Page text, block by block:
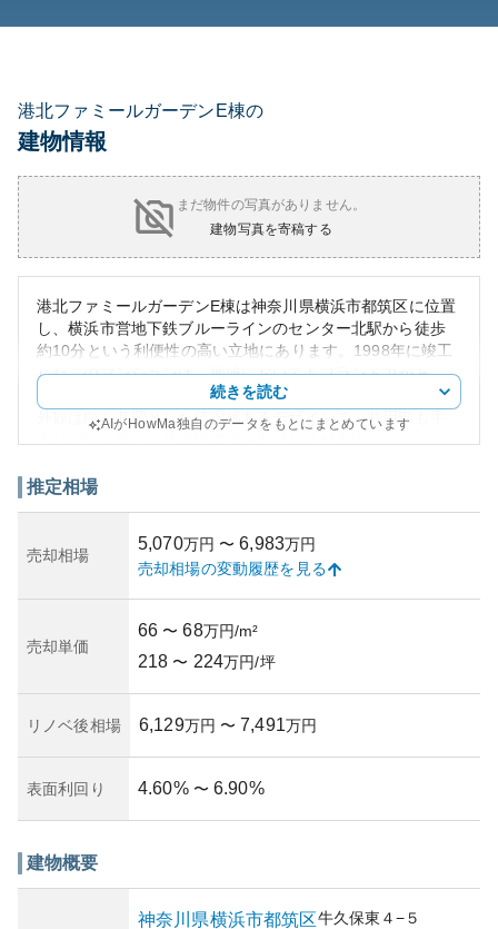
港北ファミールガーデンE棟の
建物情報
まだ物件の写真がありません。
建物写真を寄稿する
港北ファミールガーデンE棟は神奈川県横浜市都筑区に位置
し、横浜市営地下鉄ブルーラインのセンター北駅から徒歩
約10分という利便性の高い立地にあります。1998年に竣工
したこのマンションは、地域においてもブランド力があ
り、高級感のある分譲マンションとして知られています。
外観は白を基調とした清潔感あるデザインで、共用部も手
や商業施設、病院など充実しており、生活に便利な地域で
資産性については、都内中心部へのアクセスの良さや成熟
した住宅地としてのブランド力から、中長期的に安定した
価格が見込めるとされています。しかしながら、築25年以
ります。そのため、大規模な修繕が必要になった際には、
費用負担のリスクを考慮する必要があります。全体とし
続きを読む
AIがHowMa独自のデータをもとにまとめています
推定相場
売却相場
5,070万円 〜 6,983万円
売却相場の変動履歴を見る
売却単価
66 〜 68万円/m²
218 〜 224万円/坪
リノベ後相場 6,129万円 〜 7,491万円
表面利回り 4.60% 〜 6.90%
建物概要
神奈川県横浜市都筑区牛久保東 ４−５